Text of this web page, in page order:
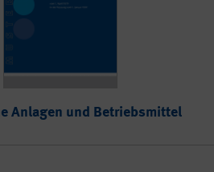
Anlagen und Betriebsmittel